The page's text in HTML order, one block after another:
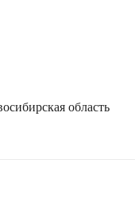
область